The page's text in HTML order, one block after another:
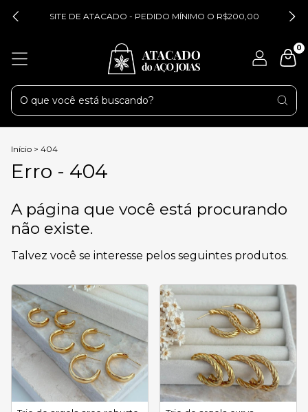
SITE DE ATACADO - PEDIDO MÍNIMO O R$200,00
0
Início > 404
Erro - 404
A página que você está procurando
não existe.
Talvez você se interesse pelos seguintes produtos.